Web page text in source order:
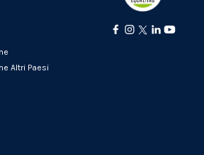
Altri Paesi